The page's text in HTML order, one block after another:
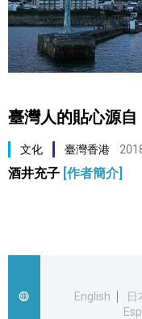
深度報導
日本資料庫
日本指南
臺灣人的貼心源自
文化 臺灣香港
酒井充子 [作者簡介]
English
日